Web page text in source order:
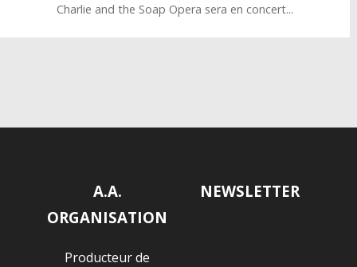
Charlie and the Soap Opera sera en concert...
A.A.
ORGANISATION
Producteur de
NEWSLETTER